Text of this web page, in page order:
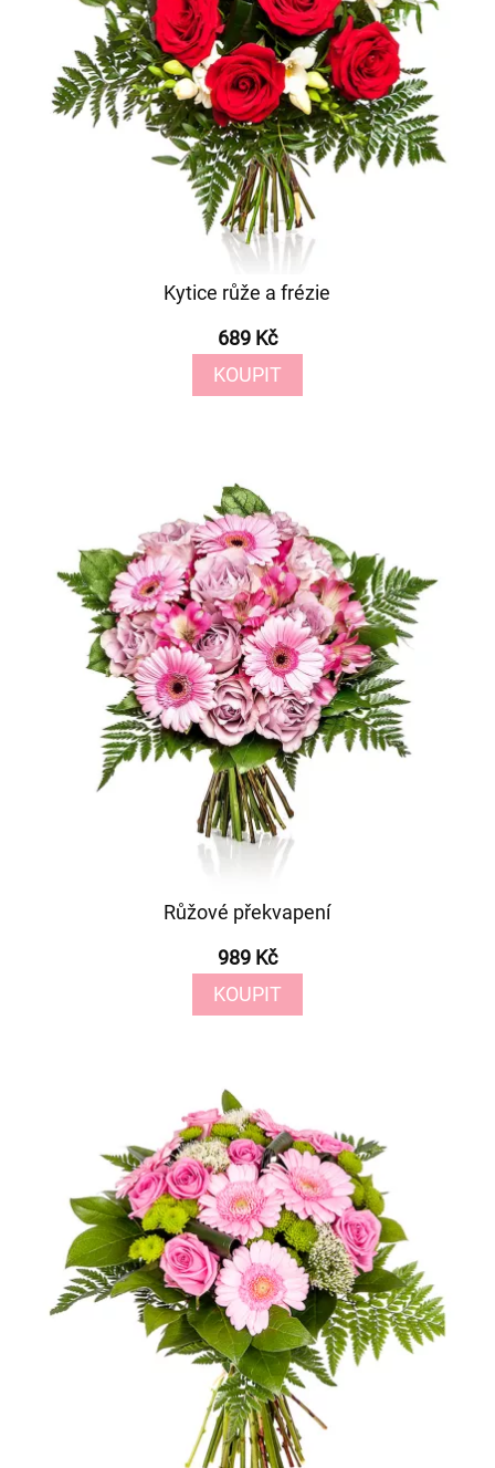
Kytice růže a frézie
689 Kč
KOUPIT
Růžové překvapení
989 Kč
KOUPIT